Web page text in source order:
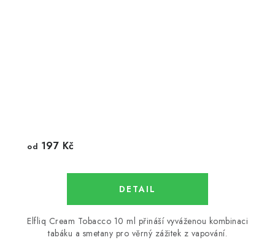
od 197 Kč
Elfliq Cream Tobacco 10 ml přináší vyváženou kombinaci
tabáku a smetany pro věrný zážitek z vapování.